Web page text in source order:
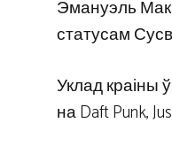
Эмануэль
статусам
Уклад краіны
на Daft Punk,